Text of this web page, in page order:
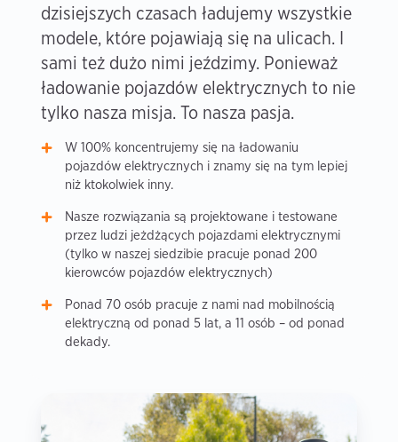
dzisiejszych czasach ładujemy wszystkie
modele, które pojawiają się na ulicach. I
sami też dużo nimi jeździmy. Ponieważ
ładowanie pojazdów elektrycznych to nie
tylko nasza misja. To nasza pasja.
W 100% koncentrujemy się na ładowaniu
pojazdów elektrycznych i znamy się na tym lepiej
niż ktokolwiek inny.
Nasze rozwiązania są projektowane i testowane
przez ludzi jeżdżących pojazdami elektrycznymi
(tylko w naszej siedzibie pracuje ponad 200
kierowców pojazdów elektrycznych)
Ponad 70 osób pracuje z nami nad mobilnością
elektryczną od ponad 5 lat, a 11 osób – od ponad
dekady.